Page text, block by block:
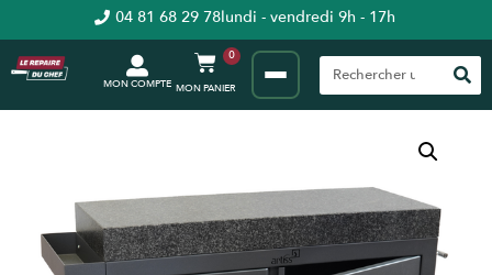
04 81 68 29 78lundi - vendredi 9h - 17h
MON COMPTE
0